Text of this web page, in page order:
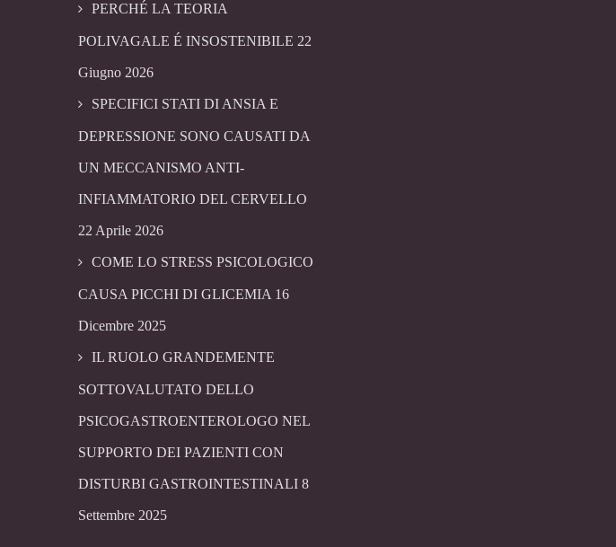
PERCHÉ LA TEORIA
POLIVAGALE É INSOSTENIBILE 22
Giugno 2026
SPECIFICI STATI DI ANSIA E
DEPRESSIONE SONO CAUSATI DA
UN MECCANISMO ANTI-
INFIAMMATORIO DEL CERVELLO
22 Aprile 2026
COME LO STRESS PSICOLOGICO
CAUSA PICCHI DI GLICEMIA 16
Dicembre 2025
IL RUOLO GRANDEMENTE
SOTTOVALUTATO DELLO
PSICOGASTROENTEROLOGO NEL
SUPPORTO DEI PAZIENTI CON
DISTURBI GASTROINTESTINALI 8
Settembre 2025